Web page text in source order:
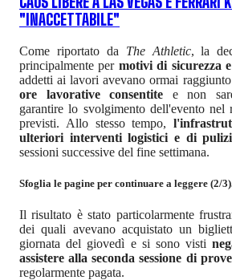
"INACCETTABILE"
Come riportato da The Athletic, la
principalmente per motivi di sicurezza
addetti ai lavori avevano ormai
ore lavorative consentite e non
garantire lo svolgimento dell'evento nel
previsti. Allo stesso tempo,
ulteriori interventi logistici e di
sessioni successive del fine settimana.
Sfoglia le pagine per continuare a leggere (2/
Il risultato è stato particolarmente
dei quali avevano acquistato un
giornata del giovedì e si sono visti
assistere alla seconda sessione di
regolarmente pagata.